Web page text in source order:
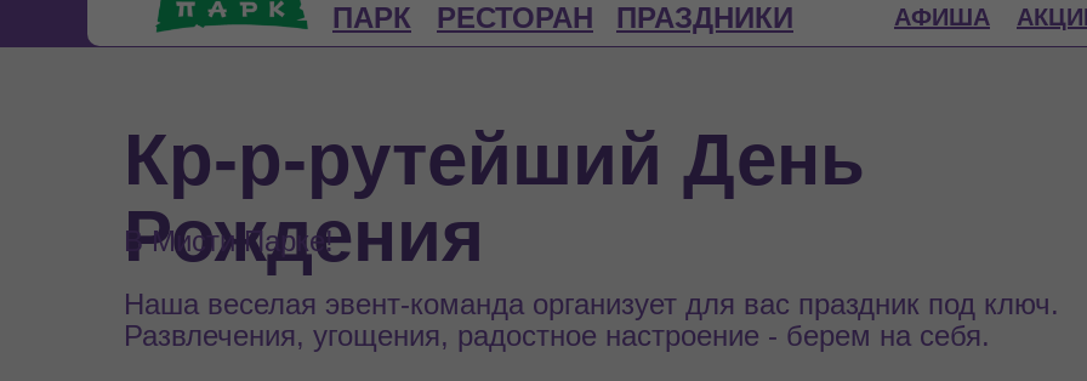
ПАРК ПРАЗДНИКИ
РЕСТОРАН АФИША
Кр-р-рутейший День
Рождения
В Мисти Парке!
Наша веселая эвент-команда организует для вас праздник под ключ.
Развлечения, угощения, радостное настроение - берем на себя.